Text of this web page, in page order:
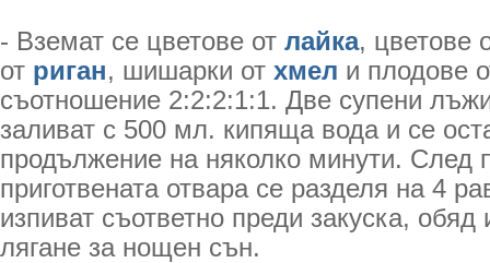
- Вземат се цветове от лайка, цветове
от риган, шишарки от хмел и плодове
съотношение 2:2:2:1:1. Две супени
заливат с 500 мл. кипяща вода и се
продължение на няколко минути. След
приготвената отвара се разделя на 4
изпиват съответно преди закуска,
лягане за нощен сън.